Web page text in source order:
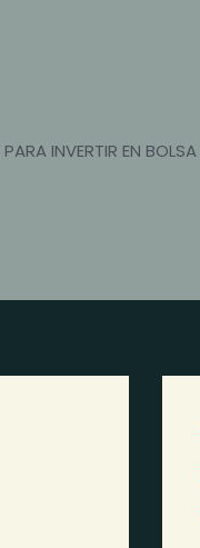
INVERTIR EN BOLSA